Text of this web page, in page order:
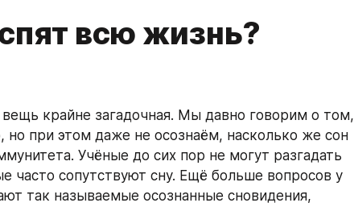
всю жизнь?
вещь крайне загадочная. Мы давно говорим о том,
но при этом даже не осознаём, насколько же сон
Учёные до сих пор не могут разгадать
часто сопутствуют сну. Ещё больше вопросов у
так называемые осознанные сновидения,